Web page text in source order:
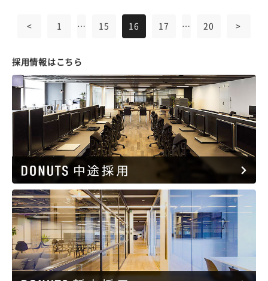
< 1 … 15 16 17 … 20 >
採用情報はこちら